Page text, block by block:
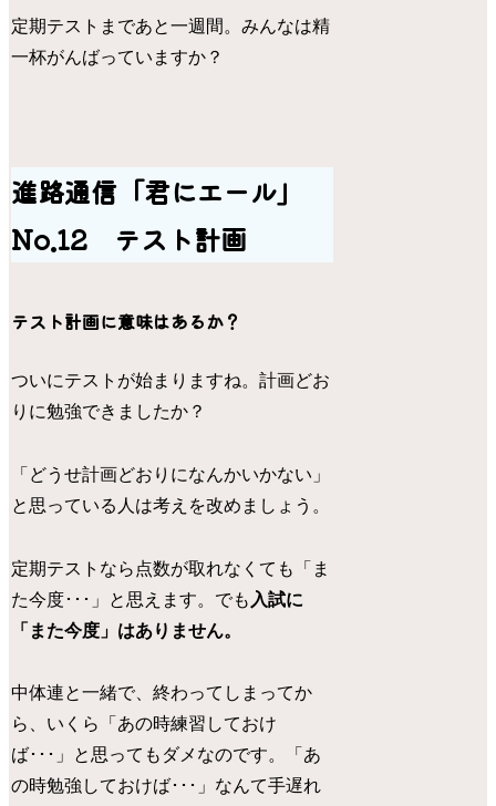
定期テストまであと一週間。みんなは精
一杯がんばっていますか？
進路通信「君にエール」
No.12 テスト計画
テスト計画に意味はあるか？
ついにテストが始まりますね。計画どお
りに勉強できましたか？
「どうせ計画どおりになんかいかない」
と思っている人は考えを改めましょう。
定期テストなら点数が取れなくても「ま
た今度･･･」と思えます。でも 入試に
「また今度」はありません。
中体連と一緒で、終わってしまってか
ら、いくら「あの時練習しておけ
ば･･･」と思ってもダメなのです。「あ
の時勉強しておけば･･･」なんて手遅れ